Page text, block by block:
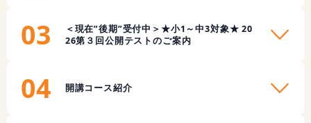
03
＜現在”後期”受付中＞★小1～中3対象★ 20
26第３回公開テストのご案内
04 開講コース紹介